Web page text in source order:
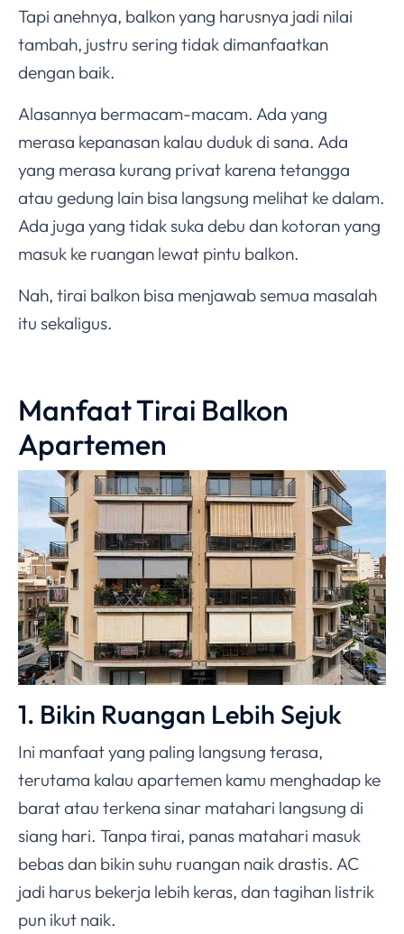
Tapi anehnya, balkon yang harusnya jadi nilai
tambah, justru sering tidak dimanfaatkan
dengan baik.
Alasannya bermacam-macam. Ada yang
merasa kepanasan kalau duduk di sana. Ada
yang merasa kurang privat karena tetangga
atau gedung lain bisa langsung melihat ke dalam.
Ada juga yang tidak suka debu dan kotoran yang
masuk ke ruangan lewat pintu balkon.
Nah, tirai balkon bisa menjawab semua masalah
itu sekaligus.
Manfaat Tirai Balkon
Apartemen
1. Bikin Ruangan Lebih Sejuk
Ini manfaat yang paling langsung terasa,
terutama kalau apartemen kamu menghadap ke
barat atau terkena sinar matahari langsung di
siang hari. Tanpa tirai, panas matahari masuk
bebas dan bikin suhu ruangan naik drastis. AC
jadi harus bekerja lebih keras, dan tagihan listrik
pun ikut naik.